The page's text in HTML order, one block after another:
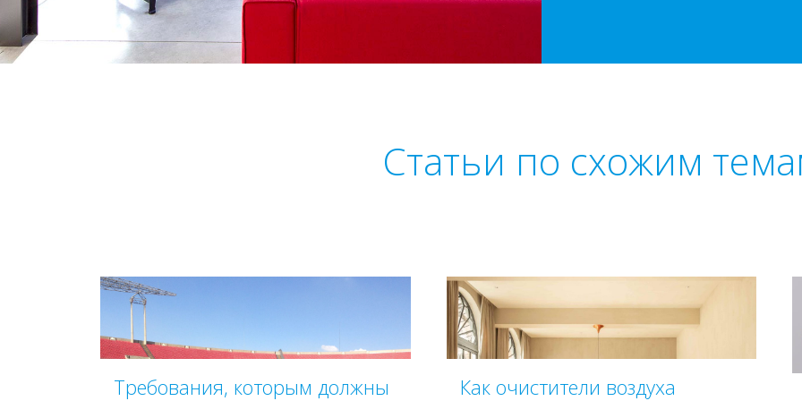
Статьи по схожим
Требования, которым должны Как очистители воздуха